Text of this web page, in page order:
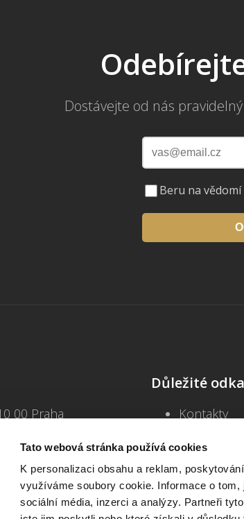
Tato webová stránka používá cookies
K personalizaci obsahu a reklam,
využíváme soubory cookie. Informace o
sociální média, inzerci a analýzy. Partneři
Dostávejte od nás
Beru na vědomí
00 Praha
Důležité
Kontakty
Blog
Často